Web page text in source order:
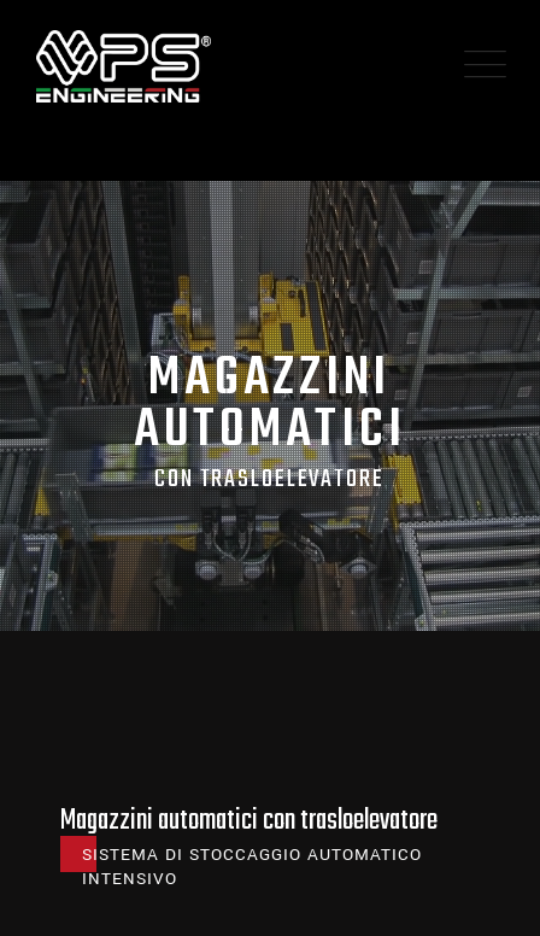
CONTRASLOELEVATORE
MAGAZZINI
AUTOMATICI
Magazzini automatici con trasloelevatore
SISTEMA DI STOCCAGGIO AUTOMATICO
INTENSIVO